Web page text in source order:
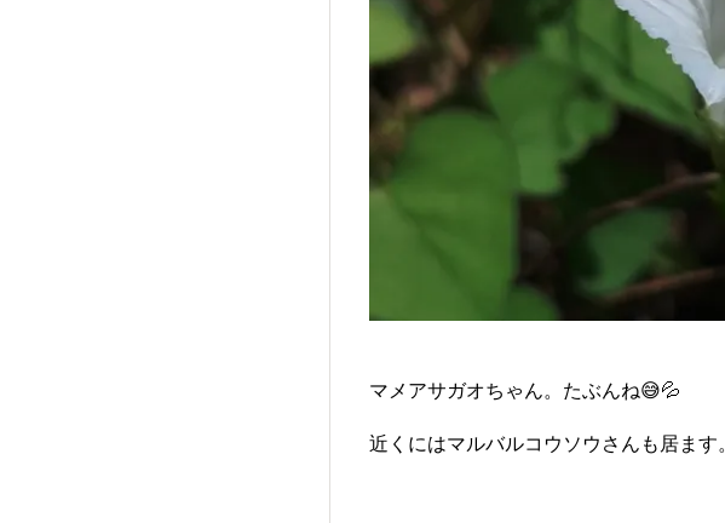
マメアサガオちゃん。たぶんね😅💦
近くにはマルバルコウソウさんも居ます。